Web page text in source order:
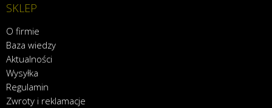
SKLEP
O firmie
Baza wiedzy
Aktualności
Wysyłka
Regulamin
Zwroty i reklamacje